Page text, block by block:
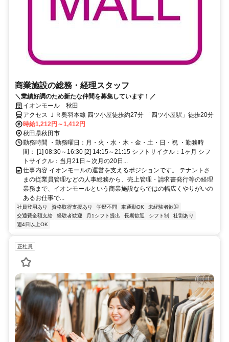
商業施設の総務・経理スタッフ
＼業績好調のため新たな仲間を募集しています！／
イオンモール 秋田
アクセス ＪＲ奥羽本線 四ツ小屋徒歩約27分 「四ツ小屋駅」徒歩20分
時給1,212円～1,412円
秋田県秋田市
勤務時間 ・勤務曜日：月・火・水・木・金・土・日・祝 ・勤務時
間： [1] 08:30～16:30 [2] 14:15～21:15 シフトサイクル：1ヶ月 シフ
トサイクル：当月21日～次月の20日...
仕事内容 イオンモールの運営を支えるポジションです。 テナントさ
まの従業員管理などの人事総務から、売上管理・請求書発行等の経理
業務まで、イオンモールという商業施設ならではの幅広くやりがいの
あるお仕事で...
社員登用あり 資格取得支援あり 学歴不問 車通勤OK
未経験者歓迎
交通費全額支給
経験者歓迎 月1シフト提出 長期歓迎 シフト制
社割あり
週4日以上OK
正社員